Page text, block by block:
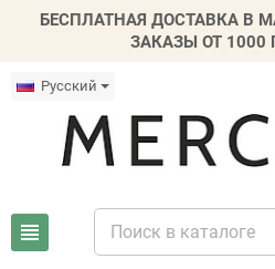
БЕСПЛАТНАЯ ДОСТАВКА В
ЗАКАЗЫ ОТ 1000
Русский
view_headline